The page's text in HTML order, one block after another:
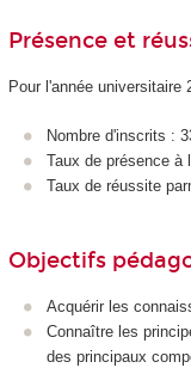
Présence et
Pour l'année universitaire
Nombre d'inscrits :
Taux de présence à
Taux de réussite
Objectifs
Acquérir les
Connaître les
des principaux